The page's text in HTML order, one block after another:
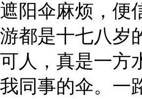
阳伞麻烦，便
都是十七八岁
人，真是一方
同事的伞。一